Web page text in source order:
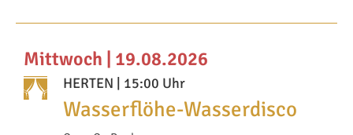
Mittwoch | 19.08.2026
HERTEN | 15:00 Uhr
Wasserflöhe-Wasserdisco